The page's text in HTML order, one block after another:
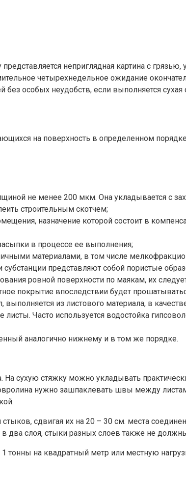
неприглядная картина с
четырехнедельное ожидание
особых неудобств, если выполняется
на поверхность в определенном
не менее 200 мкм. Она укладывается с
строительным скотчем;
назначение которой состоит в
в процессе ее выполнения;
материалами, в том числе
представляют собой пористые
ровной поверхности по маякам, их
покрытие впоследствии будет
из листового материала, в
Часто используется водостойка
аналогично нижнему и в том же порядке.
На сухую стяжку можно укладывать
нужно зашпаклевать швы между
сдвигая их на 20 – 30 см. места
два слоя, стыки разных слоев также не
тонны на квадратный метр или местную